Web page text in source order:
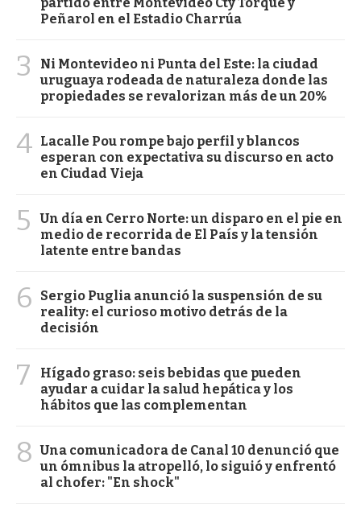
Peñarol en el Estadio Charrúa
3
Ni Montevideo ni Punta del Este: la ciudad
uruguaya rodeada de naturaleza donde las
propiedades se revalorizan más de un 20%
4 Lacalle Pou rompe bajo perfil y blancos
esperan con expectativa su discurso en acto
en Ciudad Vieja
5
Un día en Cerro Norte: un disparo en el pie en
medio de recorrida de El País y la tensión
latente entre bandas
6
Sergio Puglia anunció la suspensión de su
reality: el curioso motivo detrás de la
decisión
7
Hígado graso: seis bebidas que pueden
ayudar a cuidar la salud hepática y los
hábitos que las complementan
8 Una comunicadora de Canal 10 denunció que
un ómnibus la atropelló, lo siguió y enfrentó
al chofer: "En shock"